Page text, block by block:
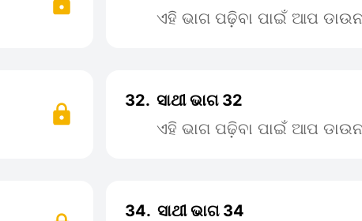
ଏହି ଭାଗ ପଢ଼ିବା ପାଇଁ ଆପ
32. ସାଥୀ ଭାଗ 32
ଏହି ଭାଗ ପଢ଼ିବା ପାଇଁ ଆପ
34. ସାଥୀ ଭାଗ 34